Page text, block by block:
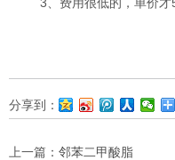
分享到：
上一篇： 邻苯二甲酸脂